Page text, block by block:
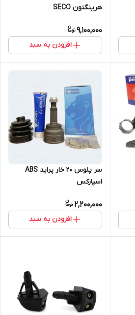
هرینگتون SECO
9,100,000
افزودن به سبد
سر پلوس ۲۰ خار پراید ABS
اسپارکس
2,200,000
افزودن به سبد